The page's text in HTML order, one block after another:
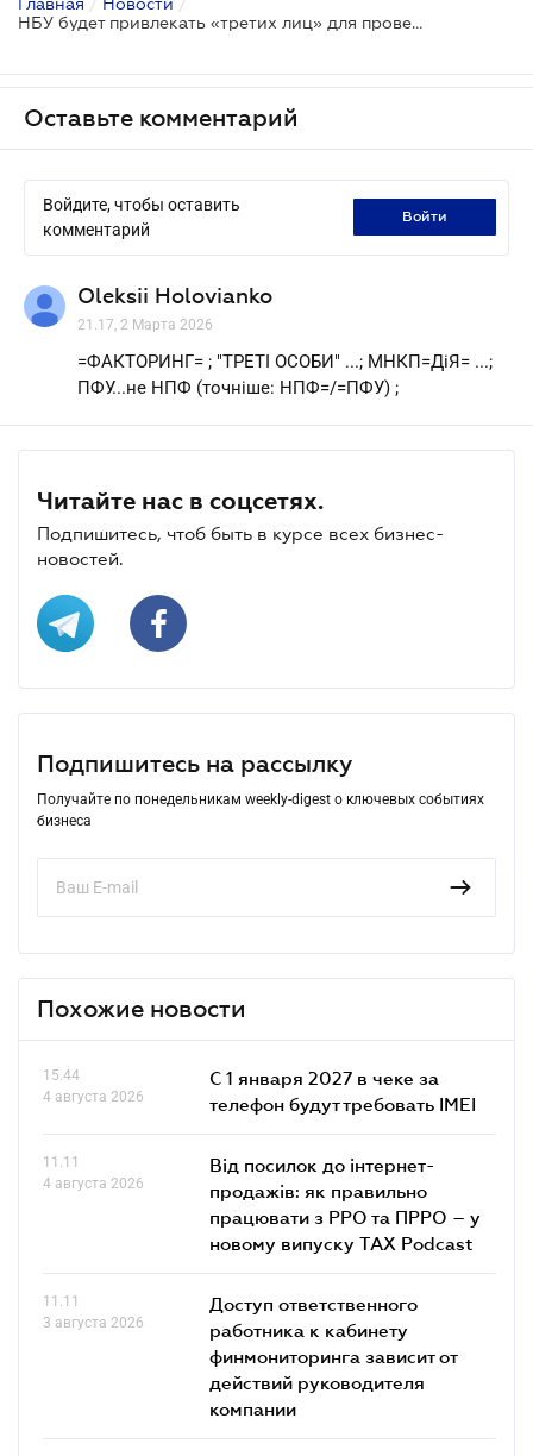
НБУ будет привлекать «третих лиц» для проверок финансовых услуг
Оставьте комментарий
Войдите, чтобы оставить
комментарий
войти
Oleksii Holovianko
21.17, 2 Марта 2026
=ФАКТОРИНГ= ; "ТРЕТІ ОСОБИ" ...; МНКП=ДіЯ= ...;
ПФУ...не НПФ (точніше: НПФ=/=ПФУ) ;
Читайте нас в соцсетях.
Подпишитесь, чтоб быть в курсе всех бизнес-
новостей.
Подпишитесь на рассылку
Получайте по понедельникам weekly-digest о ключевых событиях
бизнеса
Похожие новости
15.44
4 августа 2026
С 1 января 2027 в чеке за
телефон будут требовать IMEI
11.11
4 августа 2026
Від посилок до інтернет-
продажів: як правильно
працювати з РРО та ПРРО – у
новому випуску TAX Podcast
11.11
3 августа 2026
Доступ ответственного
работника к кабинету
финмониторинга зависит от
действий руководителя
компании